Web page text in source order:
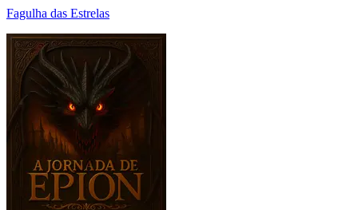
Fagulha das Estrelas